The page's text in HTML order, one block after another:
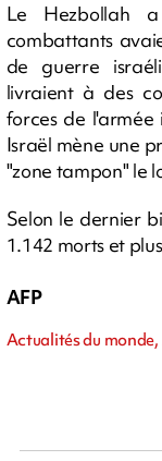
Le Hezbollah
combattants
de guerre
livraient à des
forces de l'armée
Israël mène une
"zone tampon" le
Selon le dernier
1.142 morts et
AFP
Actualités du monde,